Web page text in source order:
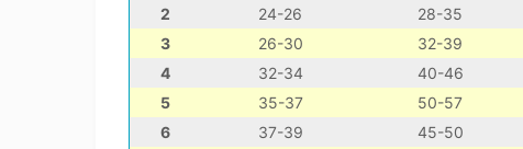
2 24-26 28-35
3
26-30 32-39
4
32-34 40-46
5
35-37 50-57
6
37-39 45-50